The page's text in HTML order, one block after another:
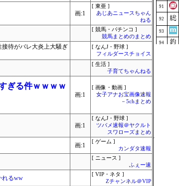
画:1
[ 東亜 ]
あじあニュースちゃん
ねる
[ 競馬・パチンコ ]
競馬まとめのまとめ
接待がバレ大炎上大騒ぎ
[ なんJ・野球 ]
フィルダースチョイス
[ 生活 ]
子育てちゃんねる
ぎる件ｗｗｗｗ
画:1
[ 画像・動画 ]
女子アナお宝画像速報
－5chまとめ
画:1
[ なんJ・野球 ]
ツバメ速報＠ヤクルト
スワローズまとめ
画:1
[ ゲーム ]
カンダタ速報
[ ニュース ]
ふぇー速
れるww
[ VIP・ネタ ]
Zチャンネル＠VIP
91
92
93
94